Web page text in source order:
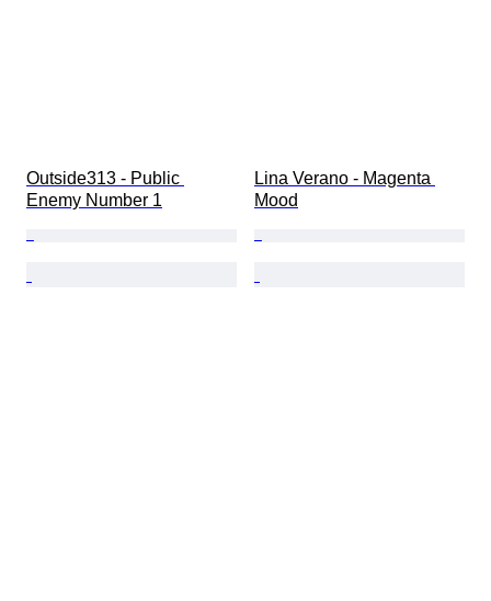
Outside313 - Public
Enemy Number 1
Lina Verano - Magenta
Mood